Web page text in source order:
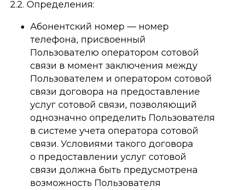
2.2. Определения:
Абонентский номер — номер
телефона, присвоенный
Пользователю оператором сотовой
связи в момент заключения между
Пользователем и оператором сотовой
связи договора на предоставление
услуг сотовой связи, позволяющий
однозначно определить Пользователя
в системе учета оператора сотовой
связи. Условиями такого договора
о предоставлении услуг сотовой
связи должна быть предусмотрена
возможность Пользователя